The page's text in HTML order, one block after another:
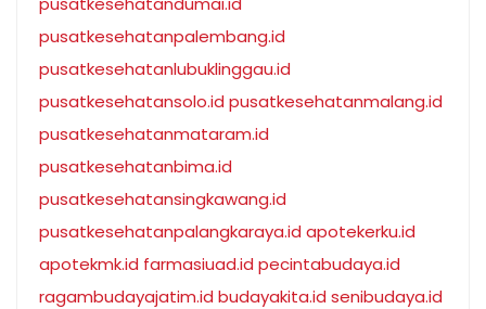
pusatkesehatanpalembang.id
pusatkesehatanlubuklinggau.id
pusatkesehatansolo.id pusatkesehatanmalang.id
pusatkesehatanmataram.id
pusatkesehatanbima.id
pusatkesehatansingkawang.id
pusatkesehatanpalangkaraya.id apotekerku.id
apotekmk.id farmasiuad.id pecintabudaya.id
ragambudayajatim.id budayakita.id senibudaya.id